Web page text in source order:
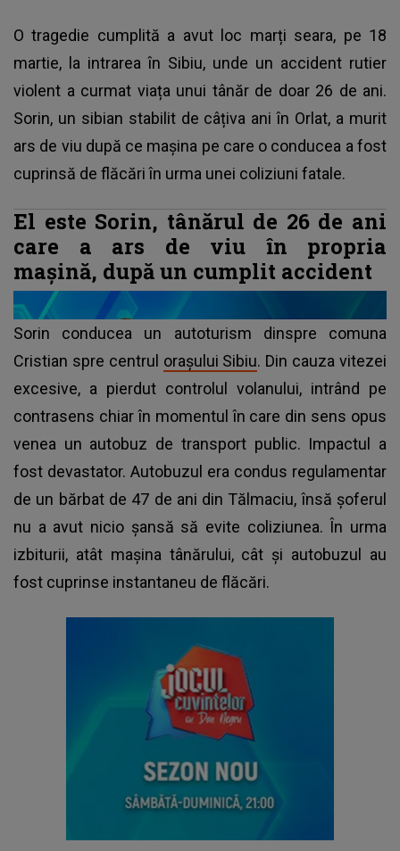
O tragedie cumplită a avut loc marți seara, pe 18
martie, la intrarea în Sibiu, unde un accident rutier
violent a curmat viața unui tânăr de doar 26 de ani.
Sorin, un sibian stabilit de câțiva ani în Orlat, a murit
ars de viu după ce mașina pe care o conducea a fost
cuprinsă de flăcări în urma unei coliziuni fatale.
El este Sorin, tânărul de 26 de ani
care a ars de viu în propria
mașină, după un cumplit accident
Sorin conducea un autoturism dinspre comuna
Cristian spre centrul orașului Sibiu. Din cauza vitezei
excesive, a pierdut controlul volanului, intrând pe
contrasens chiar în momentul în care din sens opus
venea un autobuz de transport public. Impactul a
fost devastator. Autobuzul era condus regulamentar
de un bărbat de 47 de ani din Tălmaciu, însă șoferul
nu a avut nicio șansă să evite coliziunea. În urma
izbiturii, atât mașina tânărului, cât și autobuzul au
fost cuprinse instantaneu de flăcări.